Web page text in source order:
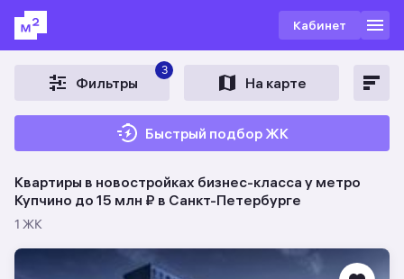
Кабинет
Фильтры
3
На карте
Быстрый подбор ЖК
Квартиры в новостройках бизнес-класса у метро
Купчино до 15 млн ₽ в Санкт-Петербурге
1 ЖК